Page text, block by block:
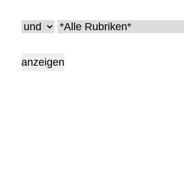
• Messen und Veranstaltungen
• Agritechnica Neuheiten Archiv